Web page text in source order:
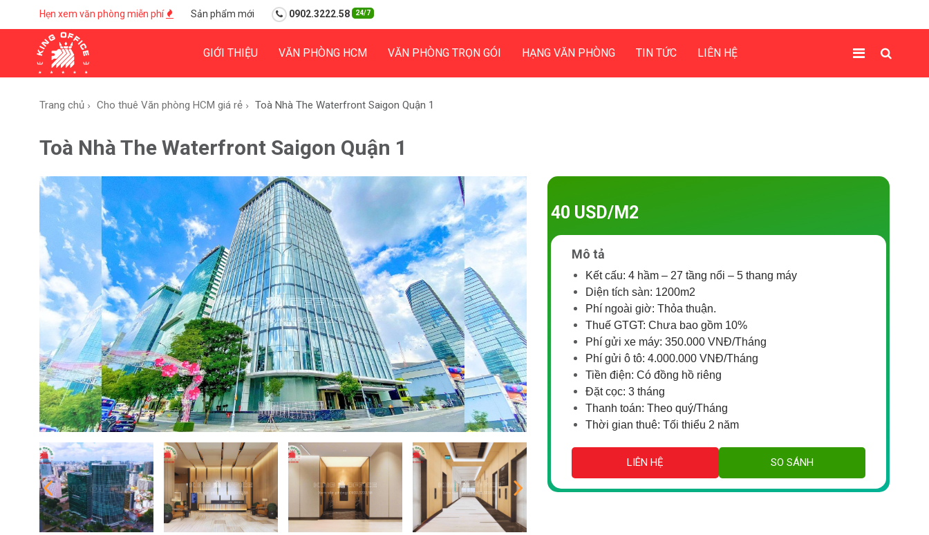
Hẹn xem văn phòng miễn phí Sản phẩm mới 0902.3222.58 24/7
GIỚI THIỆU VĂN PHÒNG HCM VĂN PHÒNG TRỌN GÓI HẠNG VĂN PHÒNG TIN TỨC LIÊN HỆ
Trang chủ Cho thuê Văn phòng HCM giá rẻ Toà Nhà The Waterfront Saigon Quận 1
Toà Nhà The Waterfront Saigon Quận 1
40 USD/M2
Mô tả
Kết cấu: 4 hầm – 27 tầng nổi – 5 thang máy
Diện tích sàn: 1200m2
Phí ngoài giờ: Thỏa thuận.
Thuế GTGT: Chưa bao gồm 10%
Phí gửi xe máy: 350.000 VNĐ/Tháng
Phí gửi ô tô: 4.000.000 VNĐ/Tháng
Tiền điện: Có đồng hồ riêng
Đặt cọc: 3 tháng
Thanh toán: Theo quý/Tháng
Thời gian thuê: Tối thiểu 2 năm
LIÊN HỆ SO SÁNH